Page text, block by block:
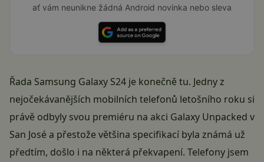
ať vám neunikne žádná Android novinka nebo sleva
Řada Samsung Galaxy S24 je konečně tu. Jedny z
nejočekávanějších mobilních telefonů letošního roku si
právě odbyly svou premiéru na akci Galaxy Unpacked v
San José a přestože většina specifikací byla známá už
předtím, došlo i na některá překvapení. Telefony jsem